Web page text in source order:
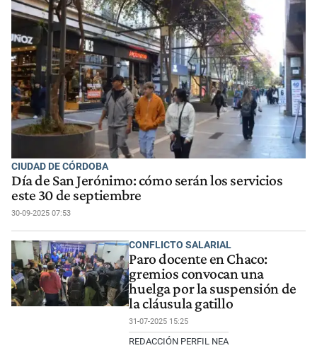
CIUDAD DE CÓRDOBA
Día de San Jerónimo: cómo serán los servicios
este 30 de septiembre
30-09-2025 07:53
CONFLICTO SALARIAL
Paro docente en Chaco:
gremios convocan una
huelga por la suspensión de
la cláusula gatillo
31-07-2025 15:25
REDACCIÓN PERFIL NEA